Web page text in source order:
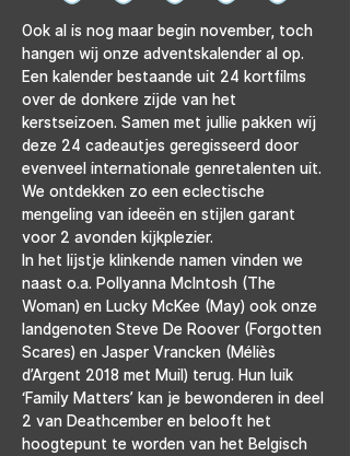
Ook al is nog maar begin november, toch
hangen wij onze adventskalender al op.
Een kalender bestaande uit 24 kortfilms
over de donkere zijde van het
kerstseizoen. Samen met jullie pakken wij
deze 24 cadeautjes geregisseerd door
evenveel internationale genretalenten uit.
We ontdekken zo een eclectische
mengeling van ideeën en stijlen garant
voor 2 avonden kijkplezier.
In het lijstje klinkende namen vinden we
naast o.a. Pollyanna McIntosh (The
Woman) en Lucky McKee (May) ook onze
landgenoten Steve De Roover (Forgotten
Scares) en Jasper Vrancken (Méliès
d’Argent 2018 met Muil) terug. Hun luik
‘Family Matters’ kan je bewonderen in deel
2 van Deathcember en belooft het
hoogtepunt te worden van het Belgisch